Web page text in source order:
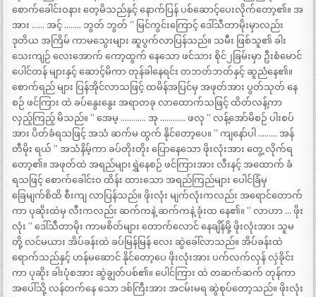
စောက်ခေါင်းဝနား တေ့မိသည်နှင့် နောက်ပြန် ပစ်ဆောင့်ပေးလိုက်တော့၏။ အ
အား …… အင့် …….. ဘွတ် ဘွတ် ” မြင်ကွင်းကြောင့် ဒေါ်သီတာမိုးမှာလည်း
ဒုတိယ အကြိမ် ကာမသွေးများ ဆူပွက်လာပြန်သည်။ သမီး ဖြစ်သူ၏ ခါး
သေးကျဉ် လေးအောက် ကော့ထွက် နေသော ဖင်သား စိုင်၂ခြမ်းမှာ ဦးစံမောင်
ပေါင်တန် များနှင့် ဆောင့်မိကာ တုန်ခါနေရင်း တဘတ်ဘတ်နှင့် ဆူညံနေ၏။
စောက်ရည် များ ပြန်အိုင်လာသဖြင့် ထမိန်အပြင်မှ အဖုတ်အား ပွတ်သုတ် နေ
စဉ် ဖင်ကြား ထဲ ခပ်နွေးနွေး အရာတခု လာထောက်သဖြင့် ထိတ်လန့်ကာ
လှည့်ကြည့် မိသည်။ ” အေမ့ ………… အု ………… ဖလု ” လန့်အော်မိစဉ် ပါးစပ်
အား ပိတ်ခံရသဖြင့် အသံ ဆက်မ ထွက် နိုင်တော့ပေ။ ” ကျနော်ပါ ……… အန်
တီမိုး ရယ် ” အသံနိမ့်ကာ ခပ်တိုးတိုး ပြောနေသော ဖိုးလုံးအား တွေ့ လိုက်ရ
တော့၏။ အဖုတ်ထဲ အရည်များရွှဲနေစဉ် ဖင်ကြားအား လီးနင့် အထောက် ခံ
ရသဖြင့် စောက်ခေါင်းဝ ထိန်း ထားသော အရည်ကြည်များ ပေါင်ခြံမှ
ခြေမျက်စိထိ စီးကျ လာပြန်သည်။ ဖိုးလုံး မျက်လုံးကလည်း အရောင်တောက်
ကာ ပုဆိုးထဲမှ လီးကလည်း ဆက်ကနဲ့ ဆက်ကနဲ့ ခုံးထ နေ၏။ ” လာဟာ … ဖိုး
လုံး ” ဒေါ်သီတာမိုး ကာမစိတ်များ တောက်လောင် နေချိန်မို့ ဖိုးလုံးအား သူမ
တို့ လင်မယား အိပ်ခန်းထဲ ခပ်မြန်မြန် လေး ဆွဲခေါ်လာသည်။ အိပ်ခန်းထဲ
ရောက်သည်နှင့် ဟန်မဆောင် နိုင်တော့ပေ ဖိုးလုံးအား ပက်လက်လှန် လှဲခိုင်း
ကာ ပုဆိုး ခါးပုံစအား ဆွဲချွတ်ပစ်၏။ ပေါင်ကြား ထဲ တဆက်ဆက် တုန်ကာ
အပေါ်သို့ လန်တက်နေ သော ဒစ်ကြီးအား အငမ်းမရ ဆွဲစုပ်တော့သည်။ ဖိုးလုံး